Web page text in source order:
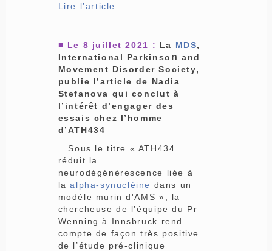
Lire l’article
■ Le 8 juillet 2021 : La MDS,
International Parkinso n and
Movement Disorder Society,
publie l’article de Nadia
Stefanova qui conclut à
l’intérêt d’engager des
essais chez l’homme
d’ATH434
Sous le titre « ATH434
réduit la
neurodégénérescence liée à
laalpha-synucléine dans un
modèle murin d'AMS », la
chercheuse de l’équipe du Pr
Wenning à Innsbruck rend
compte de façon très positive
de l’étude pré-clinique